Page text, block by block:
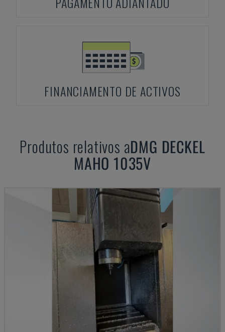
FINANCIAMENTO DE ACTIVOS
Produtos relativos aDMG DECKEL
MAHO 1035V